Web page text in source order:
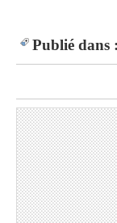
Publié dans :